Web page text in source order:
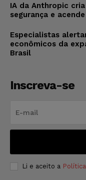
IA da Anthropic
segurança e
Especialistas
econômicos da
Brasil
Inscreva-se
Li e aceito a